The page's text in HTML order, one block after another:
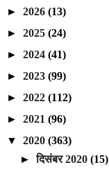
► 2026 (13)
► 2025 (24)
► 2024 (41)
► 2023 (99)
► 2022 (112)
► 2021 (96)
▼ 2020 (363)
►दिसंबर 2020(15)